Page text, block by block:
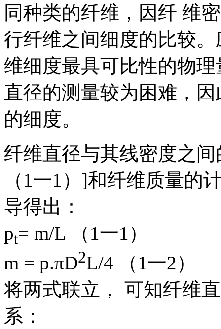
同种类的纤维，因纤 维
行纤维之间细度的比较
维细度最具可比性的物
直径的测量较为困难，
的细度。
纤维直径与其线密度之
（1一1）]和纤维质量
导得出：
pt= m/L （1一1）
m = p.πD2L/4 （1一2）
将两式联立， 可知纤维
系：